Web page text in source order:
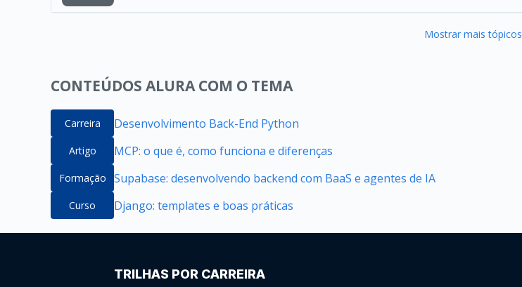
Mostrar mais tópicos
CONTEÚDOS ALURA COM O TEMA
Carreira Desenvolvimento Back-End Python
Artigo MCP: o que é, como funciona e diferenças
Formação Supabase: desenvolvendo backend com BaaS e agentes de IA
Curso Django: templates e boas práticas
TRILHAS POR CARREIRA